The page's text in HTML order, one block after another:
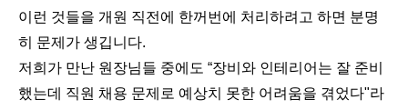
이런 것들을 개원 직전에 한꺼번에 처리하려고 하면 분명
히 문제가 생깁니다.
저희가 만난 원장님들 중에도 “장비와 인테리어는 잘 준비
했는데 직원 채용 문제로 예상치 못한 어려움을 겪었다"라